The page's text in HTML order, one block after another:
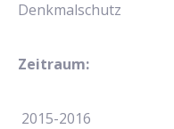
Denkmalschutz
Zeitraum:
2015-2016